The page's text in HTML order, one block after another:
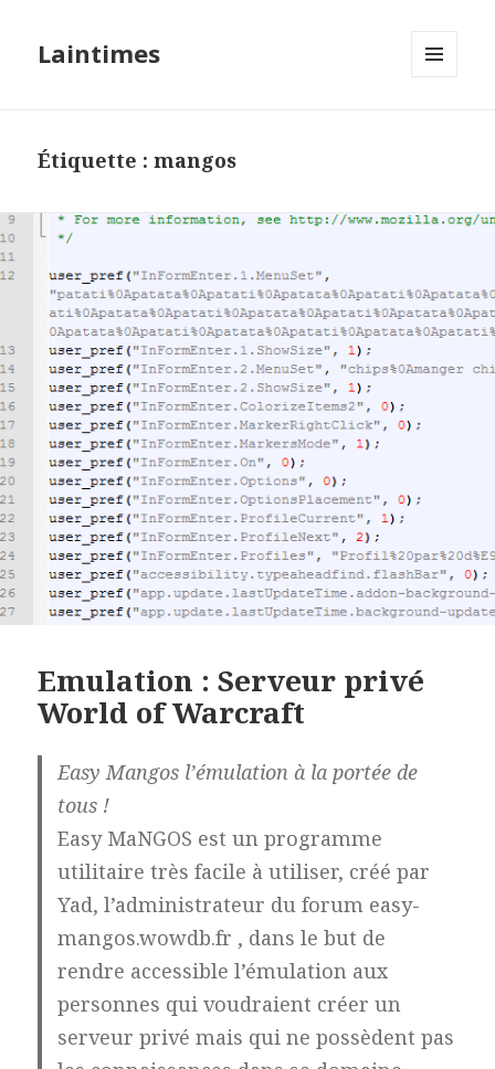
Laintimes
Étiquette :mangos
Emulation : Serveur privé
World of Warcraft
Easy Mangos l’émulation à la portée de
tous !
Easy MaNGOS est un programme
utilitaire très facile à utiliser, créé par
Yad, l’administrateur du forum easy-
mangos.wowdb.fr , dans le but de
rendre accessible l’émulation aux
personnes qui voudraient créer un
serveur privé mais qui ne possèdent pas